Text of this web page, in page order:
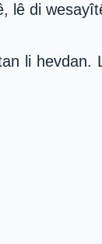
di
li